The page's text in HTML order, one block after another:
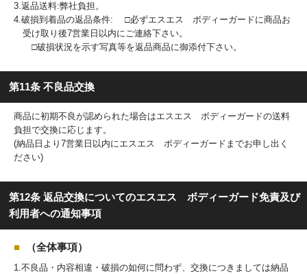
3.返品送料:弊社負担。
4.破損到着品の返品条件: □必ずエスエス ボディーガードに商品お
受け取り後7営業日以内にご連絡下さい。
□破損状況を示す写真等を返品商品に御添付下さい。
第11条 不良品交換
商品に初期不良が認められた場合はエスエス ボディーガードの送料
負担で交換に応じます。
(納品日より7営業日以内にエスエス ボディーガードまでお申し出く
ださい)
第12条 返品交換についてのエスエス ボディーガード免責及び
利用者への通知事項
（全体事項）
1.不良品・内容相違・破損の如何に問わず、交換につきましては納品